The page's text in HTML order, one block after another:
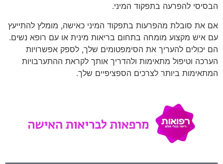
הבסיסי להפרעה בתפקוד המיני.
אם את סובלת מהפרעות בתפקוד המיני כאישה, מומלץ להתייעץ
עם איש מקצוע מומחה בתחום בריאות מינית או עם רופא נשים.
הם יכולים להעריך את הסימפטומים שלך, לספק אפשרויות
הערכה וטיפול מתאימות ולהדריך אותך לקראת ההתערבויות
המתאימות ביותר לצרכים הספציפיים שלך.